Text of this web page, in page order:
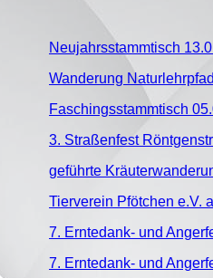
Neujahrsstammtisch
Wanderung
Faschingsstammtisch
3. Straßenfest
geführte
Tierverein Pfötchen e.V.
7. Erntedank- und
7. Erntedank- und